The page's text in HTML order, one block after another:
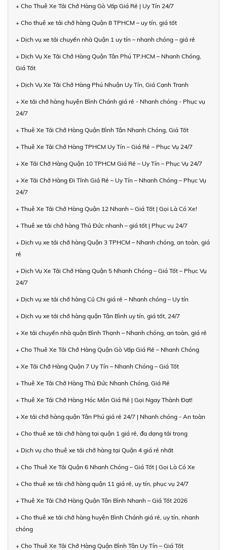
+ Cho Thuê Xe Tải Chở Hàng Gò Vấp Giá Rẻ | Uy Tín 24/7
+ Cho thuê xe tải chở hàng Quận 8 TPHCM – uy tín, giá tốt
+ Dịch vụ xe tải chuyển nhà Quận 1 uy tín – nhanh chóng – giá rẻ
+ Dịch Vụ Xe Tải Chở Hàng Quận Tân Phú TP.HCM – Nhanh Chóng,
Giá Tốt
+ Dịch Vụ Xe Tải Chở Hàng Phú Nhuận Uy Tín, Giá Cạnh Tranh
+ Xe tải chở hàng huyện Bình Chánh giá rẻ - Nhanh chóng - Phục vụ
24/7
+ Thuê Xe Tải Chở Hàng Quận Bình Tân Nhanh Chóng, Giá Tốt
+ Thuê Xe Tải Chở Hàng TPHCM Uy Tín – Giá Rẻ – Phục Vụ 24/7
+ Xe Tải Chở Hàng Quận 10 TPHCM Giá Rẻ – Uy Tín – Phục Vụ 24/7
+ Xe Tải Chở Hàng Đi Tỉnh Giá Rẻ – Uy Tín – Nhanh Chóng – Phục Vụ
24/7
+ Thuê Xe Tải Chở Hàng Quận 12 Nhanh – Giá Tốt | Gọi Là Có Xe!
+ Thuê xe tải chở hàng Thủ Đức nhanh – giá tốt | Phục vụ 24/7
+ Dịch vụ xe tải chở hàng Quận 3 TPHCM – Nhanh chóng, an toàn, giá
rẻ
+ Dịch Vụ Xe Tải Chở Hàng Quận 5 Nhanh Chóng – Giá Tốt – Phục Vụ
24/7
+ Dịch vụ xe tải chở hàng Củ Chi giá rẻ – Nhanh chóng – Uy tín
+ Dịch vụ xe tải chở hàng quận Tân Bình uy tín, giá tốt, 24/7
+ Xe tải chuyển nhà quận Bình Thạnh – Nhanh chóng, an toàn, giá rẻ
+ Cho Thuê Xe Tải Chở Hàng Quận Gò Vấp Giá Rẻ – Nhanh Chóng
+ Xe Tải Chở Hàng Quận 7 Uy Tín – Nhanh Chóng – Giá Tốt
+ Thuê Xe Tải Chở Hàng Thủ Đức Nhanh Chóng, Giá Rẻ
+ Thuê Xe Tải Chở Hàng Hóc Môn Giá Rẻ | Gọi Ngay Thành Đạt!
+ Xe tải chở hàng quận Tân Phú giá rẻ 24/7 | Nhanh chóng - An toàn
+ Cho thuê xe tải chở hàng tại quận 1 giá rẻ, đa dạng tải trọng
+ Dịch vụ cho thuê xe tải chở hàng tại Quận 4 giá rẻ nhất
+ Cho Thuê Xe Tải Quận 6 Nhanh Chóng – Giá Tốt | Gọi Là Có Xe
+ Cho thuê xe tải chở hàng quận 11 giá rẻ, uy tín, phục vụ 24/7
+ Thuê Xe Tải Chở Hàng Quận Tân Bình Nhanh – Giá Tốt 2026
+ Cho thuê xe tải chở hàng huyện Bình Chánh giá rẻ, uy tín, nhanh
chóng
+ Cho Thuê Xe Tải Chở Hàng Quận Bình Tân Uy Tín – Giá Tốt